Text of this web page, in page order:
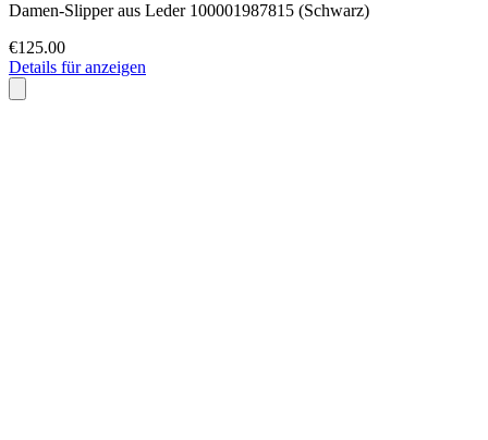
Damen-Slipper aus Leder 100001987815 (Schwarz)
€125.00
Details für anzeigen